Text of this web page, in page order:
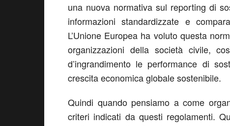
una nuova normativa sul reporting di
informazioni standardizzate e
L’Unione Europea ha voluto questa
organizzazioni della società civile,
d’ingrandimento le performance di
crescita economica globale sostenibile.
Quindi quando pensiamo a come
criteri indicati da questi regolamenti.